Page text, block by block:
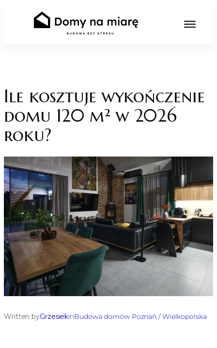
Ile kosztuje wykończenie
domu 120 m² w 2026
roku?
Written byGrzesiekinBudowa domów Poznań / Wielkopolska